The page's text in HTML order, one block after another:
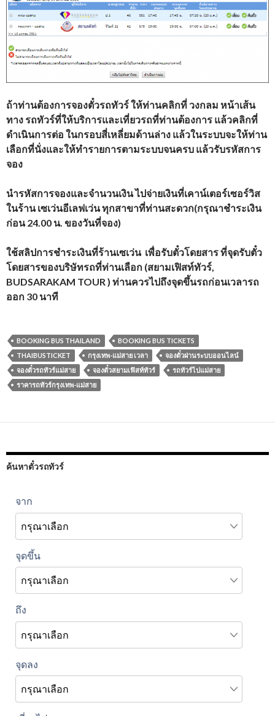
ถ้าท่านต้องการจองตั๋วรถทัวร์ ให้ท่านคลิกที่ วงกลม หน้าเส้น
ทาง รถทัวร์ที่ให้บริการและเที่ยวรถที่ท่านต้องการ แล้วคลิกที่
ดำเนินการต่อ ในกรอบสี่เหลี่ยมด้านล่าง แล้วในระบบจะให้ท่าน
เลือกที่นั่งและให้ทำรายการตามระบบจนครบ แล้วรับรหัสการ
จอง
นำรหัสการจองและจำนวนเงิน ไปจ่ายเงินที่เคาน์เตอร์เซอร์วิส
ในร้าน เซเว่นอีเลฟเว่น ทุกสาขาที่ท่านสะดวก(กรุณาชำระเงิน
ก่อน 24.00 น. ของวันที่จอง)
ใช้สลิปการชำระเงินที่ร้านเซเว่น เพื่อรับตั๋วโดยสาร ที่จุดรับตั๋ว
โดยสารของบริษัทรถที่ท่านเลือก (สยามเฟิสท์ทัวร์,
BUDSARAKAM TOUR ) ท่านควรไปถึงจุดขึ้นรถก่อนเวลารถ
ออก 30 นาที
BOOKING BUS THAILAND
BOOKING BUS TICKETS
THAIBUSTICKET
กรุงเทพ-แม่สาย เวลา
จองตั๋วผ่านระบบออนไลน์
จองตั๋วรถทัวร์แม่สาย
จองตั๋วสยามเฟิสท์ทัวร์
รถทัวร์ไปแม่สาย
ราคารถทัวร์กรุงเทพ-แม่สาย
ค้นหาตั๋วรถทัวร์